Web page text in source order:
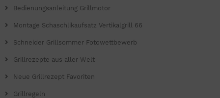
Bedienungsanleitung Grillmotor
Montage Schaschlikaufsatz Vertikalgrill 66
Schneider Grillsommer Fotowettbewerb
Grillrezepte aus aller Welt
Neue Grillrezept Favoriten
Grillregeln